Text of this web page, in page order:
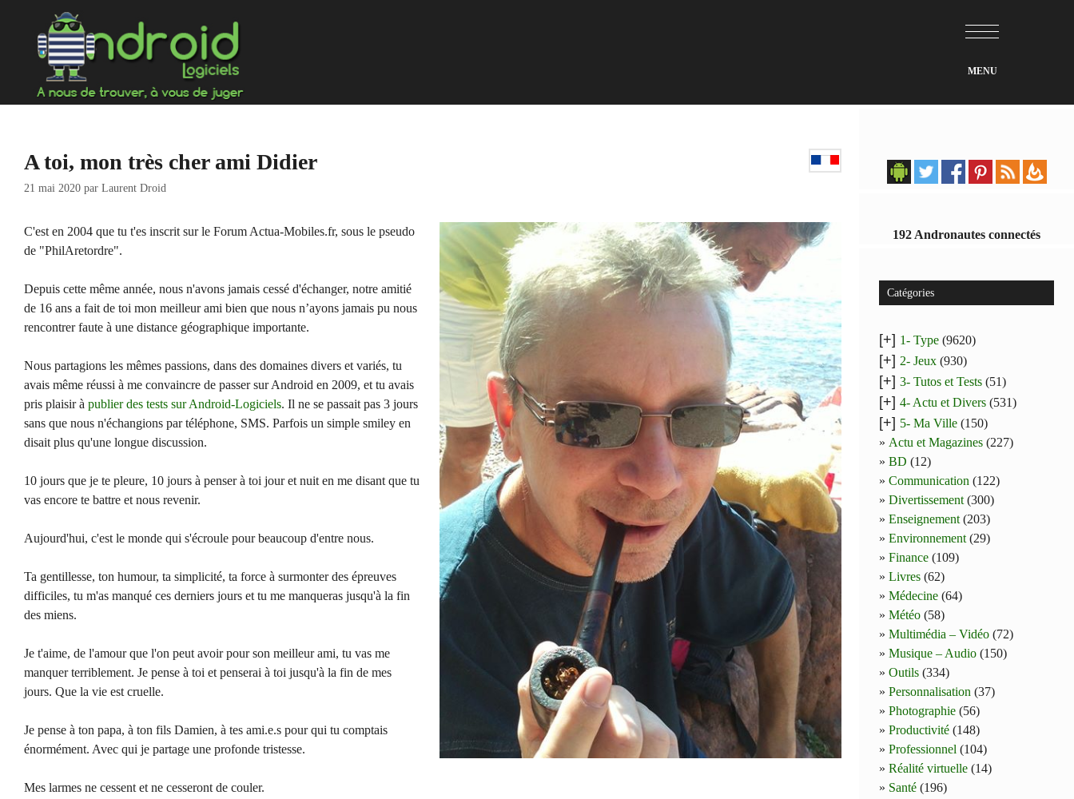
contenu
A toi, mon très cher ami Didier
21 mai 2020 par Laurent Droid
C'est en 2004 que tu t'es inscrit sur le Forum Actua-Mobiles.fr, sous le pseudo
de "PhilAretordre".
Depuis cette même année, nous n'avons jamais cessé d'échanger, notre amitié
de 16 ans a fait de toi mon meilleur ami bien que nous n’ayons jamais pu nous
rencontrer faute à une distance géographique importante.
Nous partagions les mêmes passions, dans des domaines divers et variés, tu
avais même réussi à me convaincre de passer sur Android en 2009, et tu avais
pris plaisir à publier des tests sur Android-Logiciels. Il ne se passait pas 3 jours
sans que nous n'échangions par téléphone, SMS. Parfois un simple smiley en
disait plus qu'une longue discussion.
10 jours que je te pleure, 10 jours à penser à toi jour et nuit en me disant que tu
vas encore te battre et nous revenir.
Aujourd'hui, c'est le monde qui s'écroule pour beaucoup d'entre nous.
Ta gentillesse, ton humour, ta simplicité, ta force à surmonter des épreuves
difficiles, tu m'as manqué ces derniers jours et tu me manqueras jusqu'à la fin
des miens.
Je t'aime, de l'amour que l'on peut avoir pour son meilleur ami, tu vas me
manquer terriblement. Je pense à toi et penserai à toi jusqu'à la fin de mes
jours. Que la vie est cruelle.
Je pense à ton papa, à ton fils Damien, à tes ami.e.s pour qui tu comptais
énormément. Avec qui je partage une profonde tristesse.
Mes larmes ne cessent et ne cesseront de couler.
192 Andronautes connectés
Catégories
[+] 1- Type (9620)
[+] 2- Jeux (930)
[+] 3- Tutos et Tests (51)
[+] 4- Actu et Divers (531)
[+] 5- Ma Ville (150)
Actu et Magazines (227)
BD (12)
Communication (122)
Divertissement (300)
Enseignement (203)
Environnement (29)
Finance (109)
Livres (62)
Médecine (64)
Météo (58)
Multimédia – Vidéo (72)
Musique – Audio (150)
Outils (334)
Personnalisation (37)
Photographie (56)
Productivité (148)
Professionnel (104)
Réalité virtuelle (14)
Santé (196)